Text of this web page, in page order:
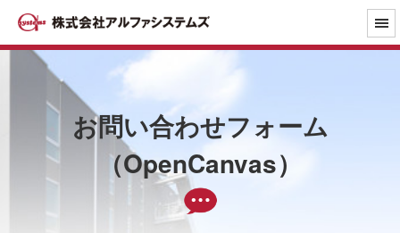
お問い合わせフォーム
（OpenCanvas）